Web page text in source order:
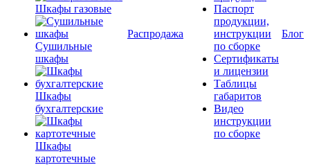
Шкафы газовые
Сушильные
шкафы
Шкафы
бухгалтерские
Шкафы
картотечные
Распродажа
Паспорт
продукции,
инструкции
по сборке
Сертификаты
и лицензии
Таблицы
габаритов
Видео
инструкции
по сборке
Блог